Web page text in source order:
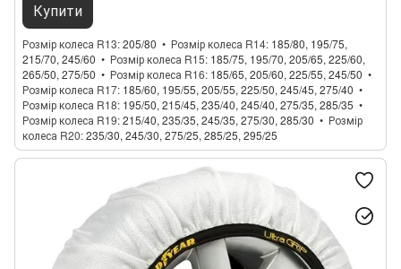
Купити
Розмір колеса R13 205/80 Розмір колеса R14 185/80, 195/75,
215/70, 245/60
Розмір колеса R15 185/75, 195/70, 205/65, 225/60,
265/50, 275/50
Розмір колеса R16 185/65, 205/60, 225/55, 245/50
Розмір колеса R17 185/60, 195/55, 205/55, 225/50, 245/45, 275/40
Розмір колеса R18 195/50, 215/45, 235/40, 245/40, 275/35, 285/35
Розмір колеса R19 215/40, 235/35, 245/35, 275/30, 285/30
Розмір
колеса R20 235/30, 245/30, 275/25, 285/25, 295/25